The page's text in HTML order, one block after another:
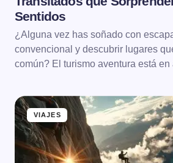
Sentidos
¿Alguna vez has soñado con
convencional y descubrir lugares
común? El turismo aventura está
VIAJES